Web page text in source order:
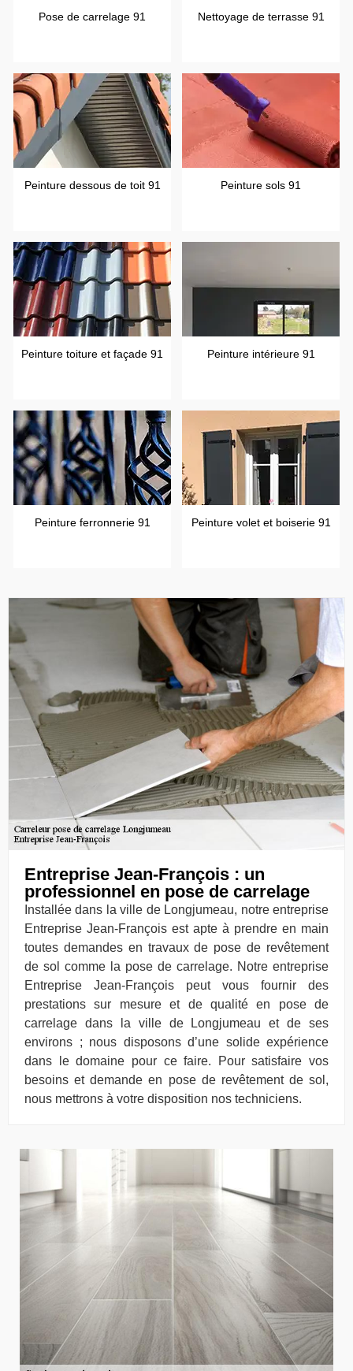
Pose de carrelage 91 Nettoyage de terrasse 91
Peinture dessous de toit 91 Peinture sols 91
Peinture toiture et façade 91 Peinture intérieure 91
Peinture ferronnerie 91 Peinture volet et boiserie 91
Entreprise Jean-François : un
professionnel en pose de carrelage
Installée dans la ville de Longjumeau, notre entreprise
Entreprise Jean-François est apte à prendre en main
toutes demandes en travaux de pose de revêtement
de sol comme la pose de carrelage. Notre entreprise
Entreprise Jean-François peut vous fournir des
prestations sur mesure et de qualité en pose de
carrelage dans la ville de Longjumeau et de ses
environs ; nous disposons d’une solide expérience
dans le domaine pour ce faire. Pour satisfaire vos
besoins et demande en pose de revêtement de sol,
nous mettrons à votre disposition nos techniciens.